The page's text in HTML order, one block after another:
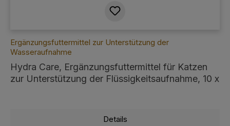
Ergänzungsfuttermittel zur Unterstützung der
Wasseraufnahme
Hydra Care, Ergänzungsfuttermittel für Katzen
zur Unterstützung der Flüssigkeitsaufnahme, 10 x
Details